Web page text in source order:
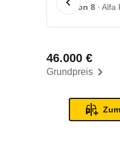
1 von 8 Alfa
Grundpreis
46.000 €